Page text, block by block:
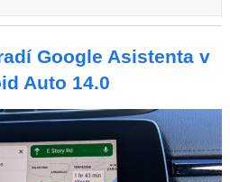
Google Asistenta v
Auto 14.0